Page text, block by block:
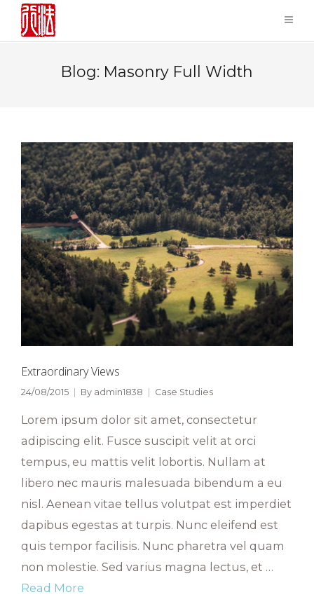
Blog: Masonry Full Width
Extraordinary Views
24/08/2015 By admin1838 Case Studies
Lorem ipsum dolor sit amet, consectetur
adipiscing elit. Fusce suscipit velit at orci
tempus, eu mattis velit lobortis. Nullam at
libero nec mauris malesuada bibendum a eu
nisl. Aenean vitae tellus volutpat est imperdiet
dapibus egestas at turpis. Nunc eleifend est
quis tempor facilisis. Nunc pharetra vel quam
non molestie. Sed varius magna lectus, et …
Read More